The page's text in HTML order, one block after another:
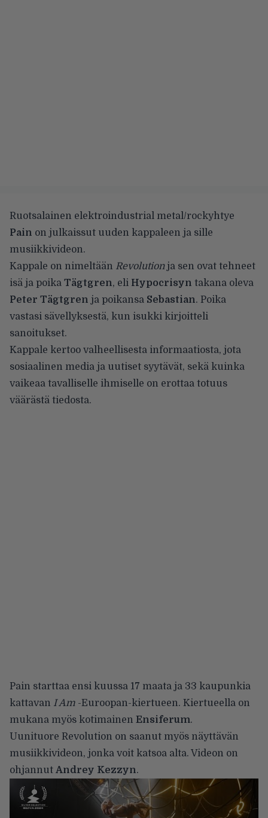
Ruotsalainen elektroindustrial metal/rockyhtye
Pain on julkaissut uuden kappaleen ja sille
musiikkivideon.
Kappale on nimeltään Revolutionja sen ovat tehneet
isä ja poika Tägtgren, eli Hypocrisyn takana oleva
Peter Tägtgren ja poikansa Sebastian. Poika
vastasi sävellyksestä, kun isukki kirjoitteli
sanoitukset.
Kappale kertoo valheellisesta informaatiosta, jota
sosiaalinen media ja uutiset syytävät, sekä kuinka
vaikeaa tavalliselle ihmiselle on erottaa totuus
väärästä tiedosta.
Pain starttaa ensi kuussa 17 maata ja 33 kaupunkia
kattavan I Am -Euroopan-kiertueen. Kiertueella on
mukana myös kotimainen Ensiferum.
Uunituore Revolution on saanut myös näyttävän
musiikkivideon, jonka voit katsoa alta. Videon on
ohjannut Andrey Kezzyn.